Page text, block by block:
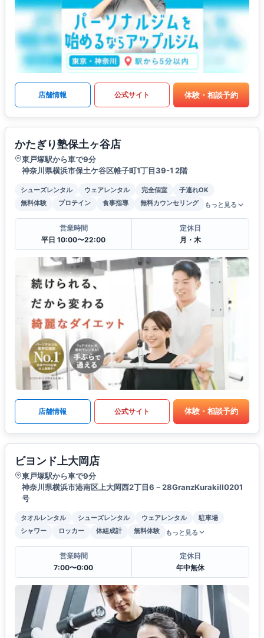
店舗情報 公式サイト 体験・相談予約
かたぎり塾保土ヶ谷店
東戸塚駅から車で9分
神奈川県横浜市保土ケ谷区帷子町1丁目39-1 2階
シューズレンタル ウェアレンタル 完全個室
子連れOK
無料体験
プロテイン 食事指導 無料カウンセリング もっと見る
営業時間
平日 10:00〜22:00
定休日
月・木
店舗情報 公式サイト 体験・相談予約
ビヨンド上大岡店
東戸塚駅から車で9分
神奈川県横浜市港南区上大岡西2丁目6－28GranzKurakiII0201
号
タオルレンタル シューズレンタル ウェアレンタル
駐車場
シャワー
ロッカー 体組成計 無料体験 もっと見る
営業時間
7:00〜0:00
定休日
年中無休